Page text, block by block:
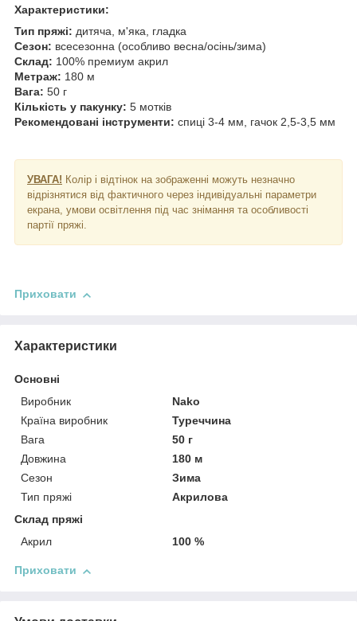
Характеристики:
Тип пряжі: дитяча, м'яка, гладка
Сезон: всесезонна (особливо весна/осінь/зима)
Склад: 100% премиум акрил
Метраж: 180 м
Вага: 50 г
Кількість у пакунку: 5 мотків
Рекомендовані інструменти: спиці 3-4 мм, гачок 2,5-3,5 мм
УВАГА! Колір і відтінок на зображенні можуть незначно
відрізнятися від фактичного через індивідуальні параметри
екрана, умови освітлення під час знімання та особливості
партії пряжі.
Приховати
Характеристики
Основні
Виробник
Nako
Країна виробник
Туреччина
Вага
50 г
Довжина
180 м
Сезон
Зима
Тип пряжі
Акрилова
Склад пряжі
Акрил
100 %
Приховати